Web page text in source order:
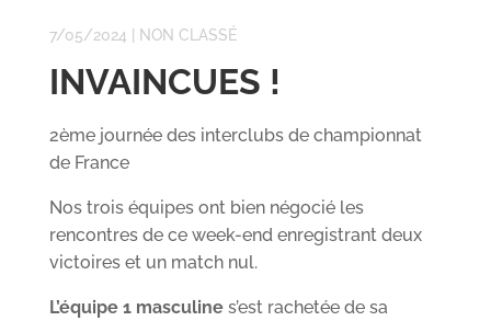
7/05/2024 | NON CLASSÉ
INVAINCUES !
2ème journée des interclubs de championnat
de France
Nos trois équipes ont bien négocié les
rencontres de ce week-end enregistrant deux
victoires et un match nul.
L’équipe 1 masculines’est rachetée de sa